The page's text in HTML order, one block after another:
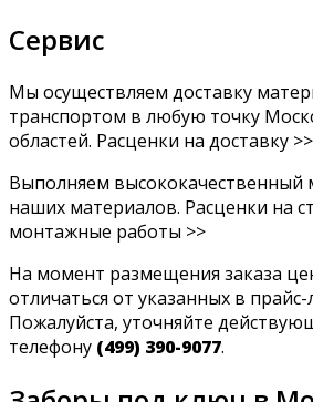
Сервис
Мы осуществляем доставку
транспортом в любую точку
областей. Расценки на доставку >>
Выполняем высококачественный
наших материалов. Расценки на
монтажные работы >>
На момент размещения заказа
отличаться от указанных в прайс-
Пожалуйста, уточняйте
телефону (499) 390-9077.